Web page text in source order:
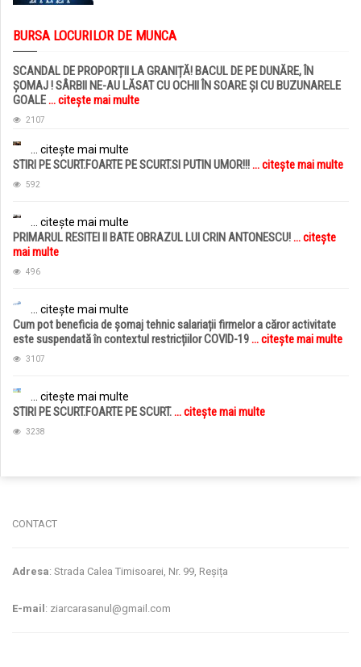
BURSA LOCURILOR DE MUNCA
SCANDAL DE PROPORȚII LA GRANIȚĂ! BACUL DE PE DUNĂRE, ÎN
ȘOMAJ ! SÂRBII NE-AU LĂSAT CU OCHII ÎN SOARE ȘI CU BUZUNARELE
GOALE... citește mai multe
2107
... citește mai multe
STIRI PE SCURT.FOARTE PE SCURT.SI PUTIN UMOR!!!... citește mai multe
592
... citește mai multe
PRIMARUL RESITEI II BATE OBRAZUL LUI CRIN ANTONESCU!... citește
mai multe
496
... citește mai multe
Cum pot beneficia de șomaj tehnic salariații firmelor a căror activitate
este suspendată în contextul restricțiilor COVID-19... citește mai multe
3107
... citește mai multe
STIRI PE SCURT.FOARTE PE SCURT.... citește mai multe
3238
CONTACT
Adresa: Strada Calea Timisoarei, Nr. 99, Reșița
E-mail : ziarcarasanul@gmail.com